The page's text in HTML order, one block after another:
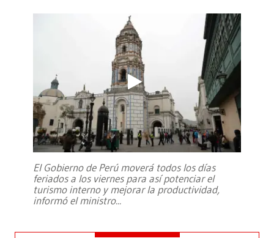
El Gobierno de Perú moverá todos los días
feriados a los viernes para así potenciar el
turismo interno y mejorar la productividad,
informó el ministro...